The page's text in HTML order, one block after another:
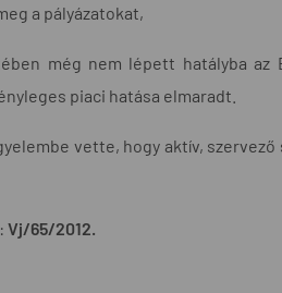
a pályázatokat,
még nem lépett hatályba az
piaci hatása elmaradt.
vette, hogy aktív,
Vj/65/2012.